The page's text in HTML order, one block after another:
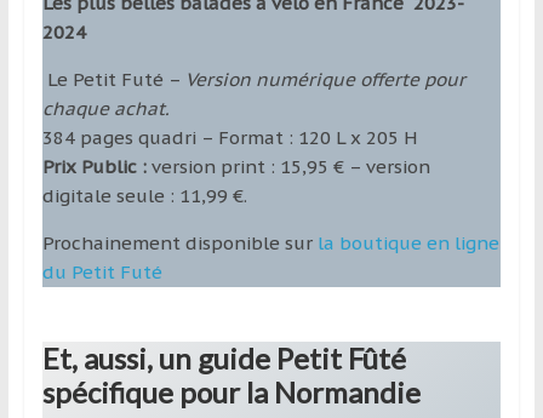
2024
Le Petit Futé – Version numérique offerte pour
chaque achat.
384 pages quadri – Format : 120 L x 205 H
Prix Public :version print : 15,95 € – version
digitale seule : 11,99 €.
Prochainement disponible sur la boutique en ligne
du Petit Futé
Et, aussi, un guide Petit Fûté
spécifique pour la Normandie